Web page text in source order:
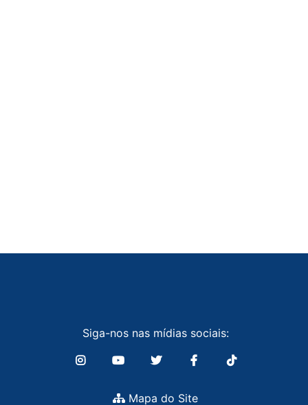
Siga-nos nas mídias sociais:
Mapa do Site